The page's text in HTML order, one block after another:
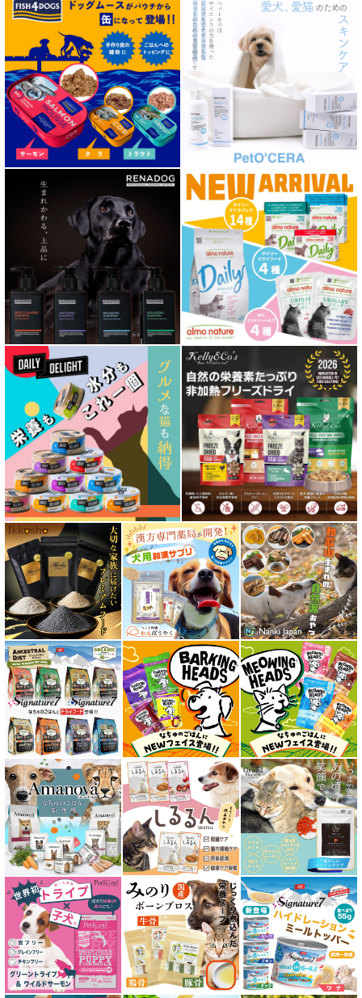
肥満ケア対応 フード for DOG
泌尿器ケア対応 フード for DOG
胃腸ケア対応 フード for DOG
口腔内・喉ケア対応商品 犬用
心臓ケア対応ドッグフード
皮膚・被毛ケア対応 フード for DOG
低脂肪 ドライフード for DOG
特集 ドッグフードの涙やけ対策
特集 穀物不使用 ドッグフード（ドライ）
フリーズドライ ドッグフード
エアドライ ドッグフード
愛猫用ウェット300円以下コーナー
全年齢対応 フード for CAT
キトン用 フード for CAT
成猫用 フード for CAT
シニア猫用 フード for CAT
皮膚・被毛ケア対応 フード for CAT
食物アレルギー対応キャットフード
腎臓ケア対応キャットフード
関節サポート対応 フード for CAT